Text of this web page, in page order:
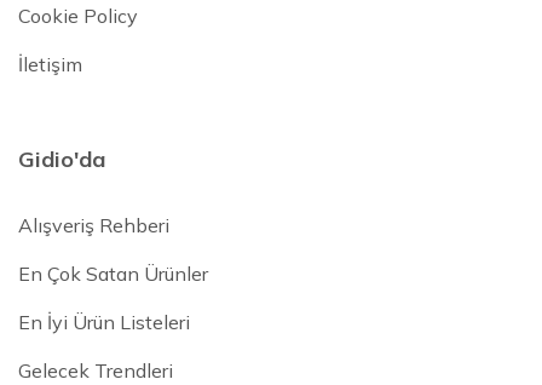
Cookie Policy
İletişim
Gidio'da
Alışveriş Rehberi
En Çok Satan Ürünler
En İyi Ürün Listeleri
Gelecek Trendleri